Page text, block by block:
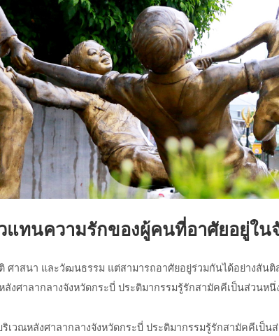
แทนความรักของผู้คนที่อาศัยอยู่ใน
ศาสนา และวัฒนธรรม แต่สามารถอาศัยอยู่ร่วมกันได้อย่างสั
งศาลากลางจังหวัดกระบี่ ประติมากรรมรู้รักสามัคคีเป็นส่วนหนึ่
เวณหลังศาลากลางจังหวัดกระบี่ ประติมากรรมรู้รักสามัคคีเป็น